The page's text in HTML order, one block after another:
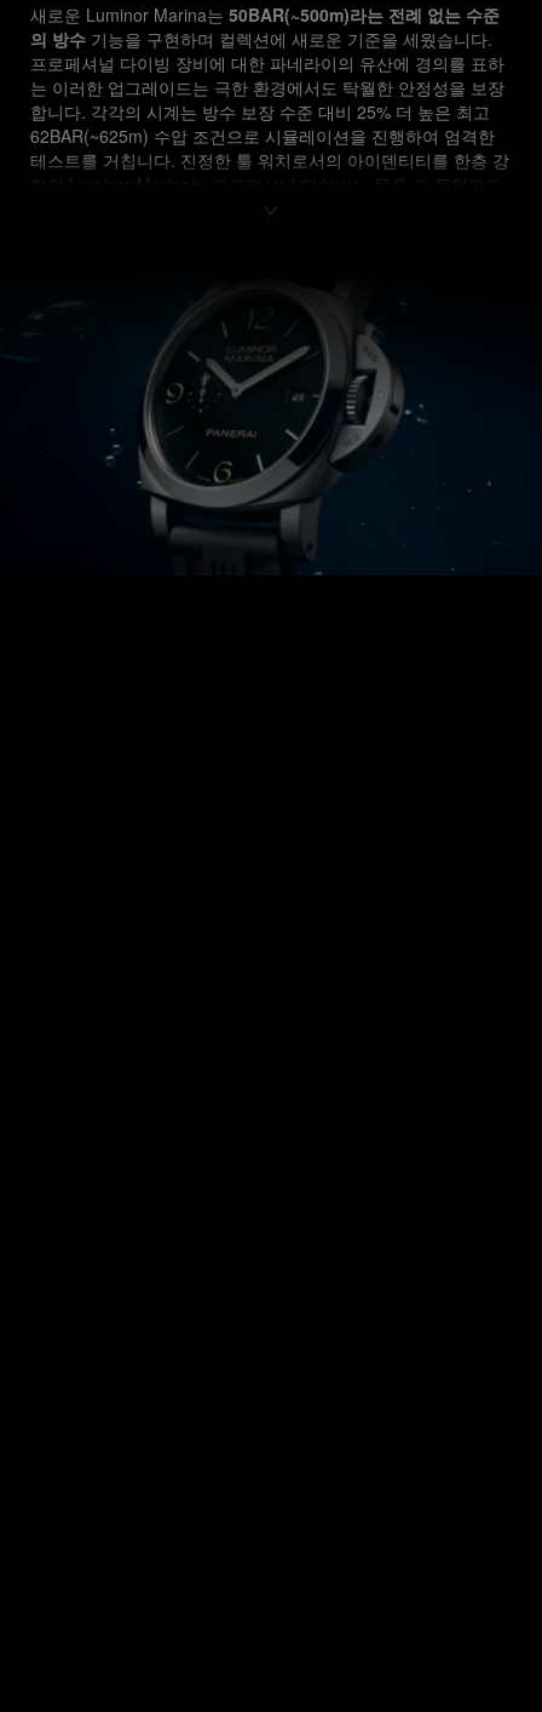
새로운 Luminor Marina는 50BAR(~500m)라는 전례 없는 수준
의 방수 기능을 구현하며 컬렉션에 새로운 기준을 세웠습니다.
프로페셔널 다이빙 장비에 대한 파네라이의 유산에 경의를 표하
는 이러한 업그레이드는 극한 환경에서도 탁월한 안정성을 보장
합니다. 각각의 시계는 방수 보장 수준 대비 25% 더 높은 최고
62BAR(~625m) 수압 조건으로 시뮬레이션을 진행하여 엄격한
테스트를 거칩니다. 진정한 툴 워치로서의 아이덴티티를 한층 강
화한 Luminor Marina는 프로페셔널 다이버는 물론 그 무엇과도
타협하지 않는 뛰어난 성능을 추구하는 시계 애호가의 마음까지